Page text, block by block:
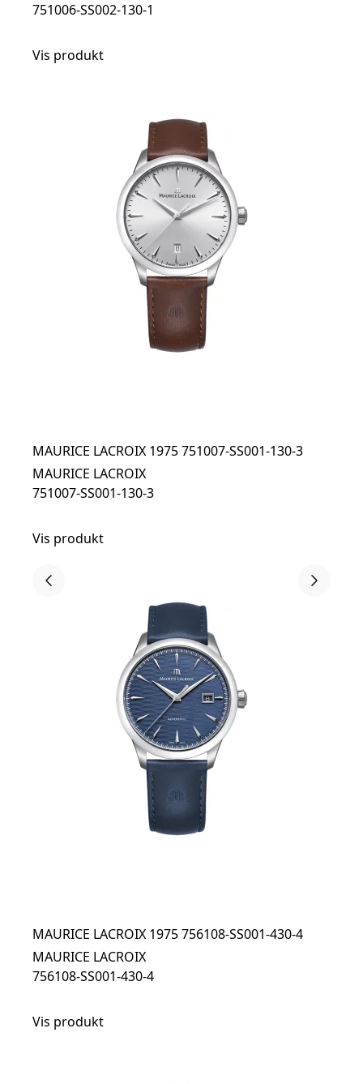
751006-SS002-130-1
Vis produkt
MAURICE LACROIX 1975 751007-SS001-130-3
MAURICE LACROIX
751007-SS001-130-3
Vis produkt
MAURICE LACROIX 1975 756108-SS001-430-4
MAURICE LACROIX
756108-SS001-430-4
Vis produkt